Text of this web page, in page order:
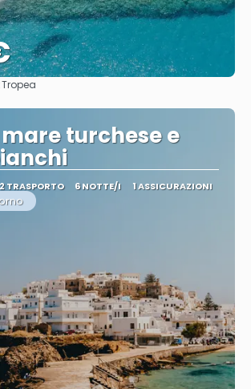
Tropea
turchese e
2 TRASPORTO 6 NOTTE/I 1 ASSICURAZIONI